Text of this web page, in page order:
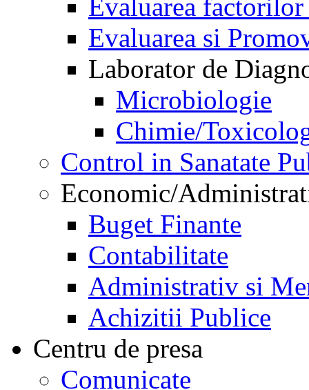
Evaluarea
Evaluarea si
Laborator de
Microbiologie
Chimie/
Control in Sanatate
Economic/
Buget Finante
Contabilitate
Administrativ si
Achizitii Publice
Centru de presa
Comunicate